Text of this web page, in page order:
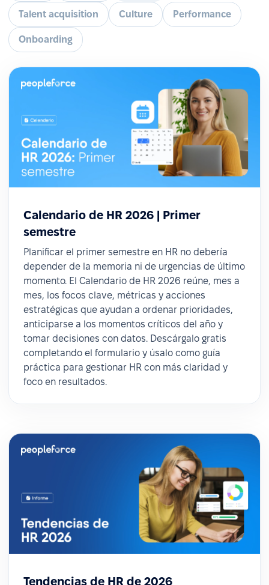
Talent acquisition Culture Performance
Onboarding
Calendario de HR 2026 | Primer
semestre
Planificar el primer semestre en HR no debería
depender de la memoria ni de urgencias de último
momento. El Calendario de HR 2026 reúne, mes a
mes, los focos clave, métricas y acciones
estratégicas que ayudan a ordenar prioridades,
anticiparse a los momentos críticos del año y
tomar decisiones con datos. Descárgalo gratis
completando el formulario y úsalo como guía
práctica para gestionar HR con más claridad y
foco en resultados.
Tendencias de HR de 2026